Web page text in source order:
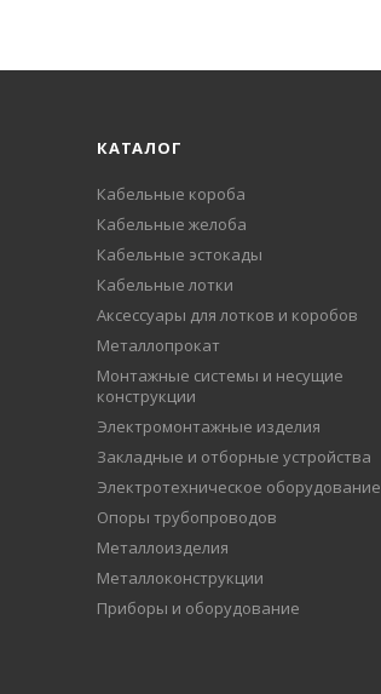
КАТАЛОГ
Кабельные короба
Кабельные желоба
Кабельные эстокады
Кабельные лотки
Аксессуары для лотков и коробов
Металлопрокат
Монтажные системы и несущие
конструкции
Электромонтажные изделия
Закладные и отборные устройства
Электротехническое оборудование
Опоры трубопроводов
Металлоизделия
Металлоконструкции
Приборы и оборудование